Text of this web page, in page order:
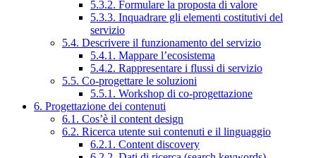
5.3.2. Formulare la proposta di valore
5.3.3. Inquadrare gli elementi costitutivi del
servizio
5.4. Descrivere il funzionamento del servizio
5.4.1. Mappare l’ecosistema
5.4.2. Rappresentare i flussi di servizio
5.5. Co-progettare le soluzioni
5.5.1. Workshop di co-progettazione
6. Progettazione dei contenuti
6.1. Cos’è il content design
6.2. Ricerca utente sui contenuti e il linguaggio
6.2.1. Content discovery